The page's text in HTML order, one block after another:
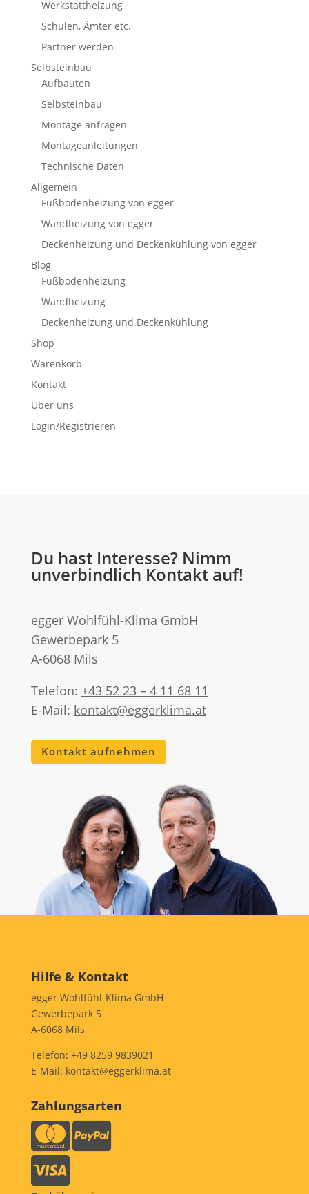
Werkstattheizung
Schulen, Ämter etc.
Partner werden
Selbsteinbau
Aufbauten
Selbsteinbau
Montage anfragen
Montageanleitungen
Technische Daten
Allgemein
Fußbodenheizung von egger
Wandheizung von egger
Deckenheizung und Deckenkühlung von egger
Blog
Fußbodenheizung
Wandheizung
Deckenheizung und Deckenkühlung
Shop
Warenkorb
Kontakt
Über uns
Login/Registrieren
Du hast Interesse? Nimm
unverbindlich Kontakt auf!
egger Wohlfühl-Klima GmbH
Gewerbepark 5
A-6068 Mils
Telefon: +43 52 23 – 4 11 68 11
E-Mail: kontakt@eggerklima.at
Kontakt aufnehmen
Hilfe & Kontakt
egger Wohlfühl-Klima GmbH
Gewerbepark 5
A-6068 Mils
Telefon: +49 8259 9839021
E-Mail: kontakt@eggerklima.at
Zahlungsarten